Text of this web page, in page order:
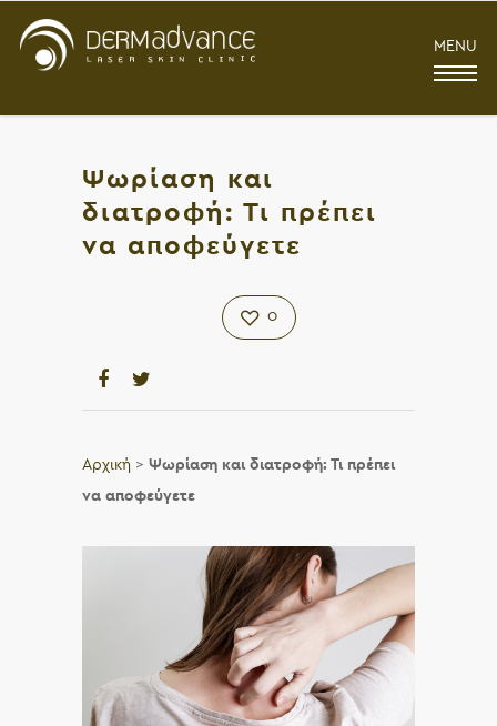
MENU
Ψωρίαση και
διατροφή: Τι πρέπει
να αποφεύγετε
0
Αρχική > Ψωρίαση και διατροφή: Τι πρέπει
να αποφεύγετε